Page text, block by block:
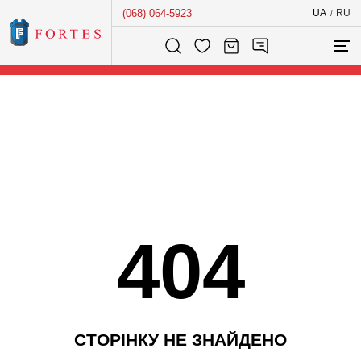
(068) 064-5923 UA / RU
Розумний пошук...
404
СТОРІНКУ НЕ ЗНАЙДЕНО